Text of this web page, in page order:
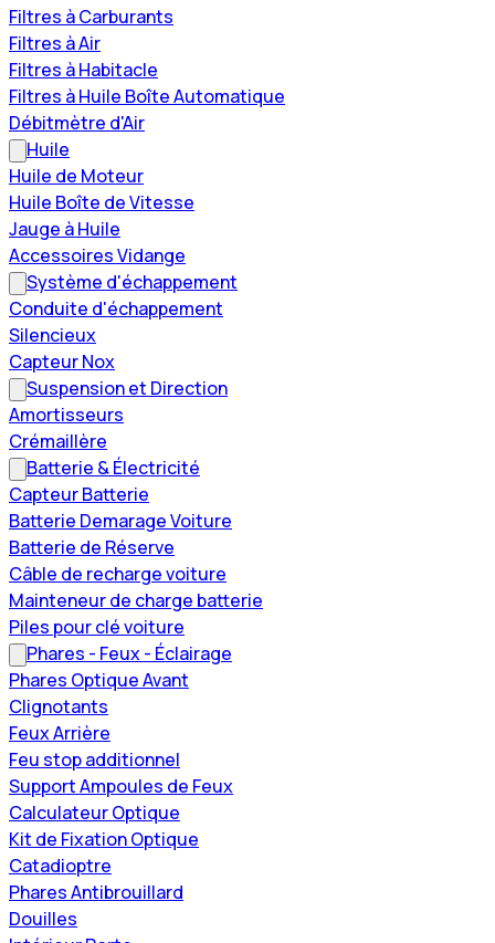
Filtres à Carburants
Filtres à Air
Filtres à Habitacle
Filtres à Huile Boîte Automatique
Débitmètre d'Air
Huile
Huile de Moteur
Huile Boîte de Vitesse
Jauge à Huile
Accessoires Vidange
Système d'échappement
Conduite d'échappement
Silencieux
Capteur Nox
Suspension et Direction
Amortisseurs
Crémaillère
Batterie & Électricité
Capteur Batterie
Batterie Demarage Voiture
Batterie de Réserve
Câble de recharge voiture
Mainteneur de charge batterie
Piles pour clé voiture
Phares - Feux - Éclairage
Phares Optique Avant
Clignotants
Feux Arrière
Feu stop additionnel
Support Ampoules de Feux
Calculateur Optique
Kit de Fixation Optique
Catadioptre
Phares Antibrouillard
Douilles